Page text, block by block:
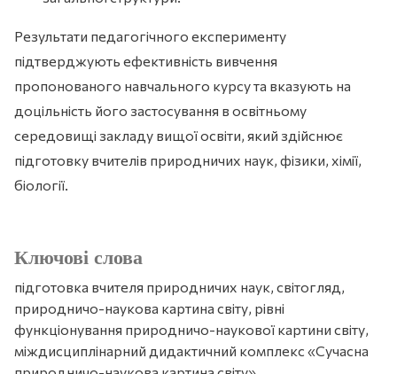
Ключові слова
підготовка вчителя природничих наук, світогляд,
природничо-наукова картина світу, рівні
функціонування природничо-наукової картини світу,
міждисциплінарний дидактичний комплекс «Сучасна
Результати педагогічного експерименту
підтверджують ефективність вивчення
пропонованого навчального курсу та вказують на
доцільність його застосування в освітньому
середовищі закладу вищої освіти, який здійснює
підготовку вчителів природничих наук, фізики, хімії,
біології.